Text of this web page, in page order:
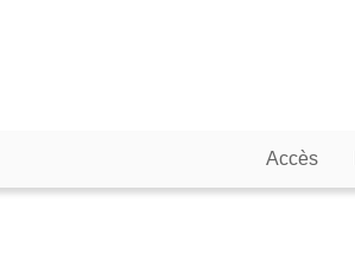
Accès